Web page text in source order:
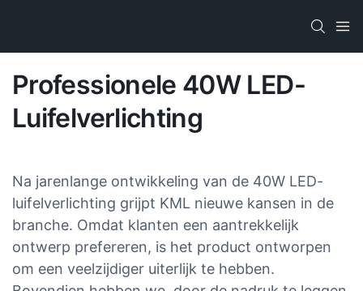
Professionele 40W LED-
Luifelverlichting
Na jarenlange ontwikkeling van de 40W LED-
luifelverlichting grijpt KML nieuwe kansen in de
branche. Omdat klanten een aantrekkelijk
ontwerp prefereren, is het product ontworpen
om een ​​veelzijdiger uiterlijk te hebben.